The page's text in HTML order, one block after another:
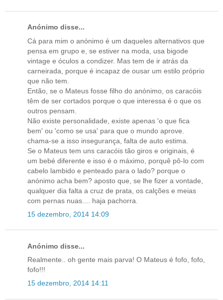
Anónimo disse...
Cá para mim o anónimo é um daqueles alternativos que
pensa em grupo e, se estiver na moda, usa bigode
vintage e óculos a condizer. Mas tem de ir atrás da
carneirada, porque é incapaz de ousar um estilo próprio
que não tem.
Então, se o Mateus fosse filho do anónimo, os caracóis
têm de ser cortados porque o que interessa é o que os
outros pensam.
Não existe personalidade, existe apenas 'o que fica
bem' ou 'como se usa' para que o mundo aprove.
chama-se a isso insegurança, falta de auto estima.
Se o Mateus tem uns caracóis tão giros e originais, é
um bebé diferente e isso é o máximo, porquê pô-lo com
cabelo lambido e penteado para o lado? porque o
anónimo acha bem? aposto que, se lhe fizer a vontade,
qualquer dia falta a cruz de prata, os calções e meias
com pernas nuas.... haja pachorra.
15 dezembro, 2014 14:09
Anónimo disse...
Realmente.. oh gente mais parva! O Mateus é fofo, fofo,
fofo!!!
15 dezembro, 2014 14:11